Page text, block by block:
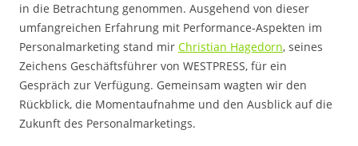
in die Betrachtung genommen. Ausgehend von dieser
umfangreichen Erfahrung mit Performance-Aspekten im
Personalmarketing stand mir Christian Hagedorn, seines
Zeichens Geschäftsführer von WESTPRESS, für ein
Gespräch zur Verfügung. Gemeinsam wagten wir den
Rückblick, die Momentaufnahme und den Ausblick auf die
Zukunft des Personalmarketings.